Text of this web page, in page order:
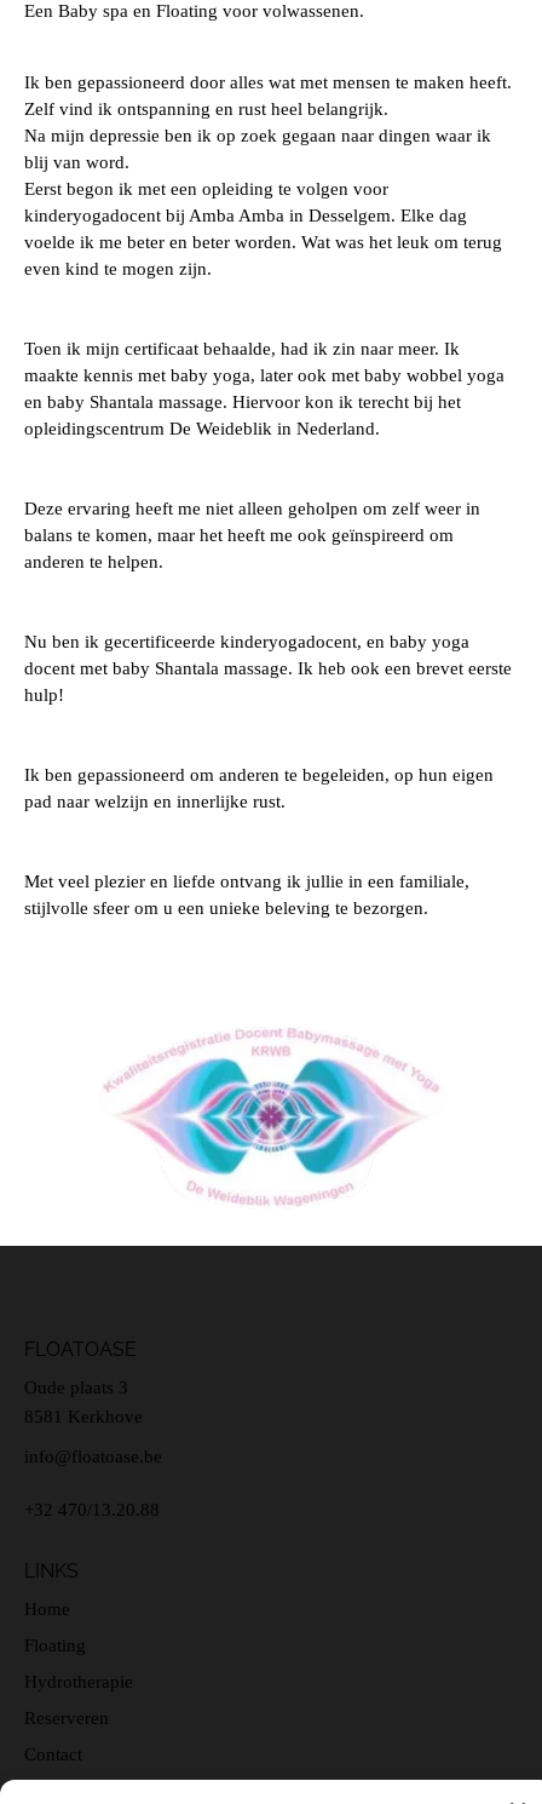
Een Baby spa en Floating voor volwassenen.
Ik ben gepassioneerd door alles wat met mensen te maken heeft.
Zelf vind ik ontspanning en rust heel belangrijk.
Na mijn depressie ben ik op zoek gegaan naar dingen waar ik
blij van word.
Eerst begon ik met een opleiding te volgen voor
kinderyogadocent bij Amba Amba in Desselgem. Elke dag
voelde ik me beter en beter worden. Wat was het leuk om terug
even kind te mogen zijn.
Toen ik mijn certificaat behaalde, had ik zin naar meer. Ik
maakte kennis met baby yoga, later ook met baby wobbel yoga
en baby Shantala massage. Hiervoor kon ik terecht bij het
opleidingscentrum De Weideblik in Nederland.
Deze ervaring heeft me niet alleen geholpen om zelf weer in
balans te komen, maar het heeft me ook geïnspireerd om
anderen te helpen.
Nu ben ik gecertificeerde kinderyogadocent, en baby yoga
docent met baby Shantala massage. Ik heb ook een brevet eerste
hulp!
Ik ben gepassioneerd om anderen te begeleiden, op hun eigen
pad naar welzijn en innerlijke rust.
Met veel plezier en liefde ontvang ik jullie in een familiale,
stijlvolle sfeer om u een unieke beleving te bezorgen.
FLOATOASE
Oude plaats 3
8581 Kerkhove
info@floatoase.be
+32 470/13.20.88
LINKS
Home
Floating
Hydrotherapie
Reserveren
Contact